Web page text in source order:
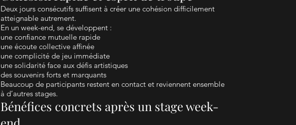
Deux jours consécutifs suffisent à créer une cohésion difficilement
atteignable autrement.
En un week-end, se développent :
une confiance mutuelle rapide
une écoute collective affinée
une complicité de jeu immédiate
une solidarité face aux défis artistiques
des souvenirs forts et marquants
Beaucoup de participants restent en contact et reviennent ensemble
à d’autres stages.
Bénéfices concrets après un stage week-